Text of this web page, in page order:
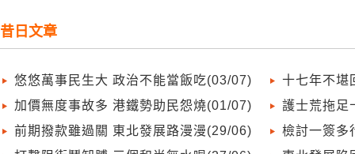
昔日文章
悠悠萬事民生大 政治不能當飯吃(03/07)
加價無度事故多 港鐵勢助民怨燒(01/07)
前期撥款雖過關 東北發展路漫漫(29/06)
十七年不堪
護士荒拖足
檢討一簽多